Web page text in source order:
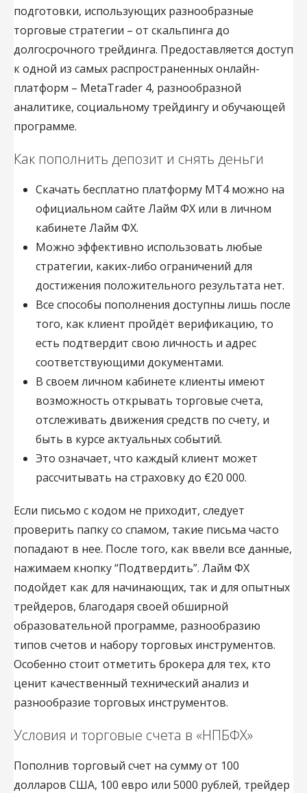
подготовки, использующих разнообразные
торговые стратегии – от скальпинга до
долгосрочного трейдинга. Предоставляется доступ
к одной из самых распространенных онлайн-
платформ – MetaTrader 4, разнообразной
аналитике, социальному трейдингу и обучающей
программе.
Как пополнить депозит и снять деньги
Скачать бесплатно платформу МТ4 можно на
официальном сайте Лайм ФХ или в личном
кабинете Лайм ФХ.
Можно эффективно использовать любые
стратегии, каких-либо ограничений для
достижения положительного результата нет.
Все способы пополнения доступны лишь после
того, как клиент пройдёт верификацию, то
есть подтвердит свою личность и адрес
соответствующими документами.
В своем личном кабинете клиенты имеют
возможность открывать торговые счета,
отслеживать движения средств по счету, и
быть в курсе актуальных событий.
Это означает, что каждый клиент может
рассчитывать на страховку до €20 000.
Если письмо с кодом не приходит, следует
проверить папку со спамом, такие письма часто
попадают в нее. После того, как ввели все данные,
нажимаем кнопку “Подтвердить”. Лайм ФХ
подойдет как для начинающих, так и для опытных
трейдеров, благодаря своей обширной
образовательной программе, разнообразию
типов счетов и набору торговых инструментов.
Особенно стоит отметить брокера для тех, кто
ценит качественный технический анализ и
разнообразие торговых инструментов.
Условия и торговые счета в «НПБФХ»
Пополнив торговый счет на сумму от 100
долларов США, 100 евро или 5000 рублей, трейдер